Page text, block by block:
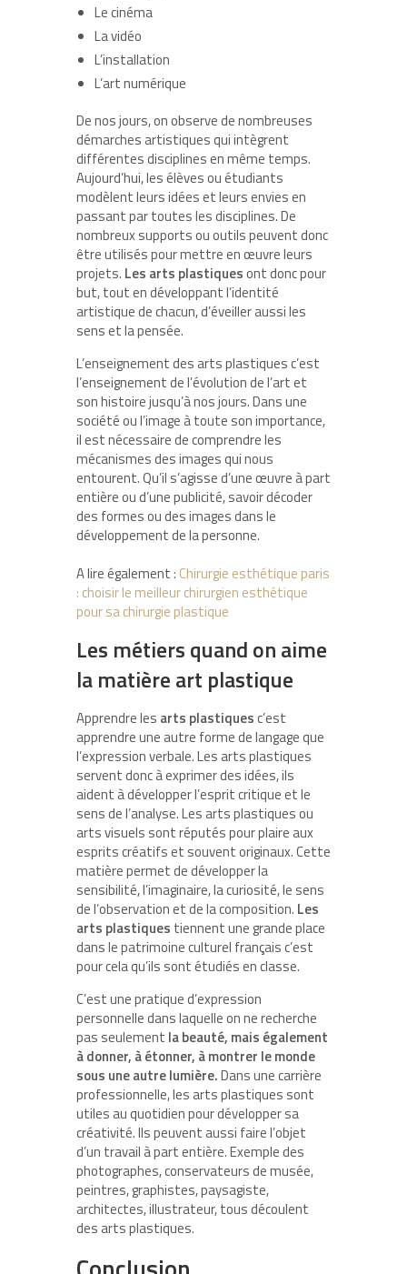
Le cinéma
La vidéo
L’installation
L’art numérique
De nos jours, on observe de nombreuses
démarches artistiques qui intègrent
différentes disciplines en même temps.
Aujourd’hui, les élèves ou étudiants
modèlent leurs idées et leurs envies en
passant par toutes les disciplines. De
nombreux supports ou outils peuvent donc
être utilisés pour mettre en œuvre leurs
projets. Les arts plastiquesont donc pour
but, tout en développant l’identité
artistique de chacun, d’éveiller aussi les
sens et la pensée.
L’enseignement des arts plastiques c’est
l’enseignement de l’évolution de l’art et
son histoire jusqu’à nos jours. Dans une
société ou l’image à toute son importance,
il est nécessaire de comprendre les
mécanismes des images qui nous
entourent. Qu’il s’agisse d’une œuvre à part
entière ou d’une publicité, savoir décoder
des formes ou des images dans le
développement de la personne.
A lire également : Chirurgie esthétique paris
: choisir le meilleur chirurgien esthétique
pour sa chirurgie plastique
Les métiers quand on aime
la matière art plastique
Apprendre les arts plastiquesc’est
apprendre une autre forme de langage que
l’expression verbale. Les arts plastiques
servent donc à exprimer des idées, ils
aident à développer l’esprit critique et le
sens de l’analyse. Les arts plastiques ou
arts visuels sont réputés pour plaire aux
esprits créatifs et souvent originaux. Cette
matière permet de développer la
sensibilité, l’imaginaire, la curiosité, le sens
de l’observation et de la composition. Les
arts plastiques tiennent une grande place
dans le patrimoine culturel français c’est
pour cela qu’ils sont étudiés en classe.
C’est une pratique d’expression
personnelle dans laquelle on ne recherche
pas seulement la beauté, mais également
à donner, à étonner, à montrer le monde
sous une autre lumière.Dans une carrière
professionnelle, les arts plastiques sont
utiles au quotidien pour développer sa
créativité. Ils peuvent aussi faire l’objet
d’un travail à part entière. Exemple des
photographes, conservateurs de musée,
peintres, graphistes, paysagiste,
architectes, illustrateur, tous découlent
des arts plastiques.